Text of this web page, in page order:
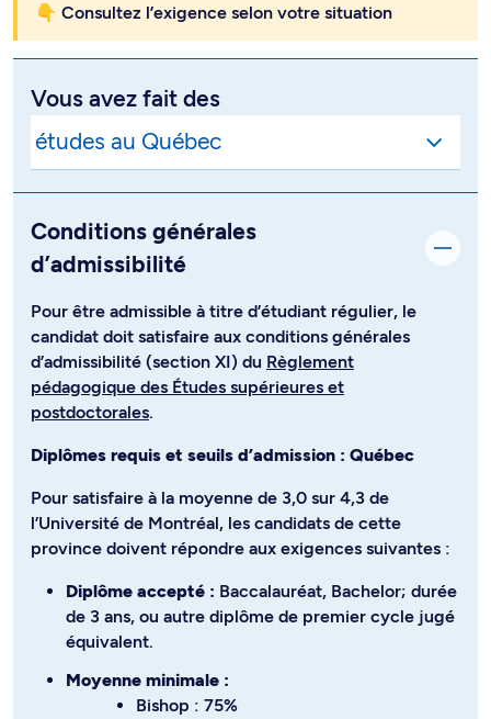
👇 Consultez l’exigence selon votre situation
Vous avez fait des
Conditions générales
d’admissibilité
Pour être admissible à titre d’étudiant régulier, le
candidat doit satisfaire aux conditions générales
d’admissibilité (section XI) du Règlement
pédagogique des Études supérieures et
postdoctorales.
Diplômes requis et seuils d’admission : Québec
Pour satisfaire à la moyenne de 3,0 sur 4,3 de
l’Université de Montréal, les candidats de cette
province doivent répondre aux exigences suivantes :
Diplôme accepté : Baccalauréat, Bachelor; durée
de 3 ans, ou autre diplôme de premier cycle jugé
équivalent.
Moyenne minimale :
Bishop : 75%